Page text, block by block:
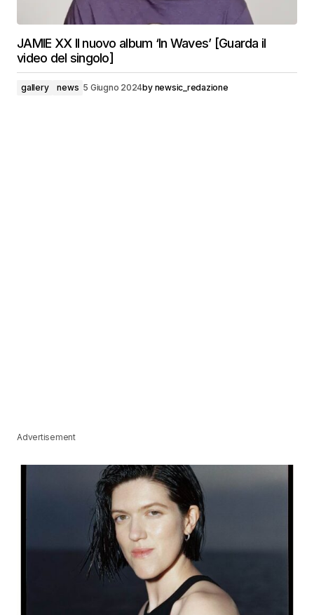
JAMIE XX Il nuovo album ‘In Waves’ [Guarda il
video del singolo]
gallery news 5 Giugno 2024by newsic_redazione
Advertisement